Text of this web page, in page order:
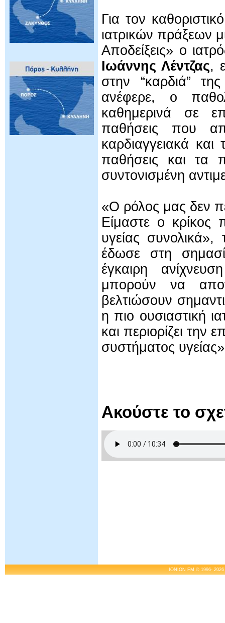
Για τον
ιατρικών πράξεων
Αποδείξεις» ο
Ιωάννης Λέντζας,
στην “καρδιά”
ανέφερε, ο
καθημερινά σε
παθήσεις που
καρδιαγγειακά
παθήσεις και τα
συντονισμένη
«Ο ρόλος μας δεν
Είμαστε ο κρίκος
υγείας συνολικά»,
έδωσε στη
έγκαιρη
μπορούν να
βελτιώσουν
η πιο ουσιαστική
και περιορίζει
συστήματος
Ακούστε το
IONION FM © 1996-